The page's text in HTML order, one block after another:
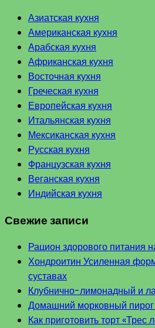
Азиатская кухня
Американская кухня
Арабская кухня
Африканская кухня
Восточная кухня
Греческая кухня
Европейская кухня
Итальянская кухня
Мексиканская кухня
Русская кухня
Французская кухня
Веганская кухня
Индийская кухня
Свежие записи
Рацион здорового питания
Хондроитин Усиленная
суставах
Клубнично-лимонадный и
Домашний морковный пирог
Как приготовить торт «Трес